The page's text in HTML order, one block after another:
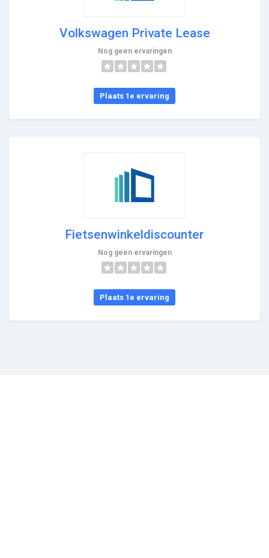
Volkswagen Private Lease
Nog geen ervaringen
Plaats 1e ervaring
Fietsenwinkeldiscounter
Nog geen ervaringen
Plaats 1e ervaring